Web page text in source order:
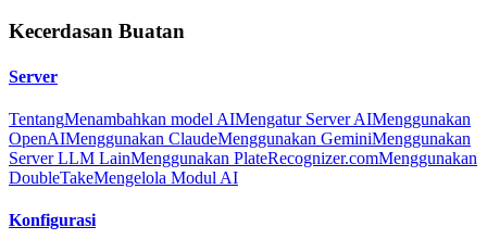
Kecerdasan Buatan
Server
TentangMenambahkan model AIMengatur Server AIMenggunakan
OpenAIMenggunakan ClaudeMenggunakan GeminiMenggunakan
Server LLM LainMenggunakan PlateRecognizer.comMenggunakan
DoubleTakeMengelola Modul AI
Konfigurasi